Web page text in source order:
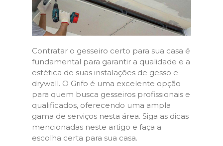
Contratar o gesseiro certo para sua casa é
fundamental para garantir a qualidade e a
estética de suas instalações de gesso e
drywall. O Grifo é uma excelente opção
para quem busca gesseiros profissionais e
qualificados, oferecendo uma ampla
gama de serviços nesta área. Siga as dicas
mencionadas neste artigo e faça a
escolha certa para sua casa.